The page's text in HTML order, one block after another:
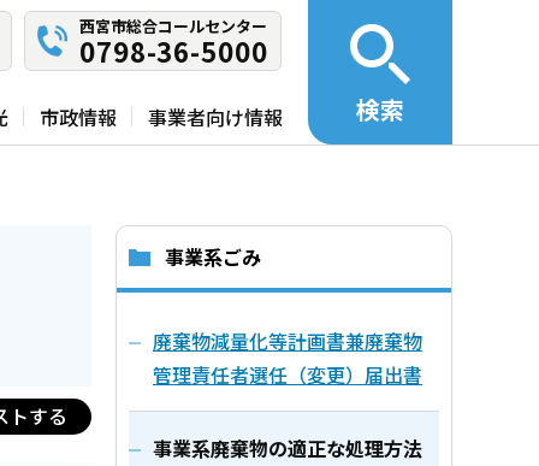
西宮市総合コールセンター
0798-36-5000
市政情報 事業者向け情報 検索
トする
事業系ごみ
廃棄物減量化等計画書兼廃棄物
管理責任者選任（変更）届出書
事業系廃棄物の適正な処理方法